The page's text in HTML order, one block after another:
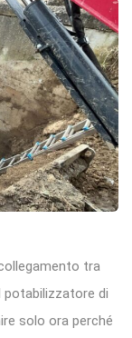
tra
potabilizzatore di
solo ora perché